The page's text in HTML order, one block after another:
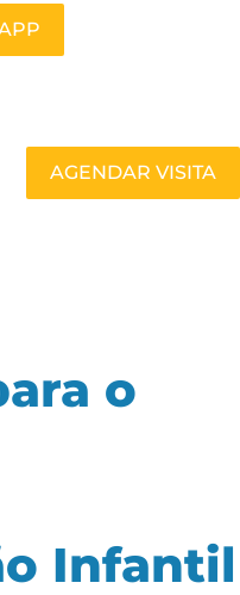
AGENDAR VISITA
o
Infantil